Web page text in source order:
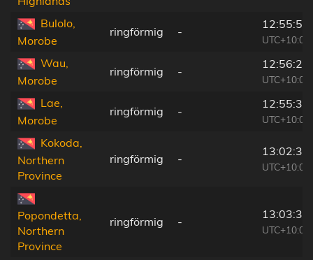
Bulolo,
Morobe
ringförmig -
12:55:55
UTC+10:00
Wau,
Morobe
ringförmig -
12:56:26
UTC+10:00
Lae,
Morobe
ringförmig -
12:55:30
UTC+10:00
Kokoda,
Northern
Province
ringförmig -
13:02:39
UTC+10:00
Popondetta,
Northern
Province
ringförmig -
13:03:31
UTC+10:00